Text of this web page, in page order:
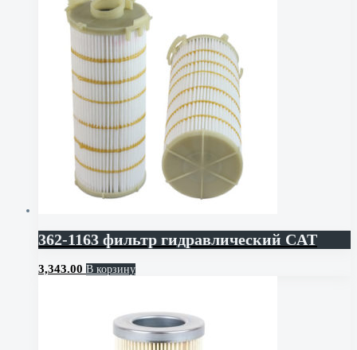
362-1163 фильтр гидравлический CAT
3,343.00 В корзину